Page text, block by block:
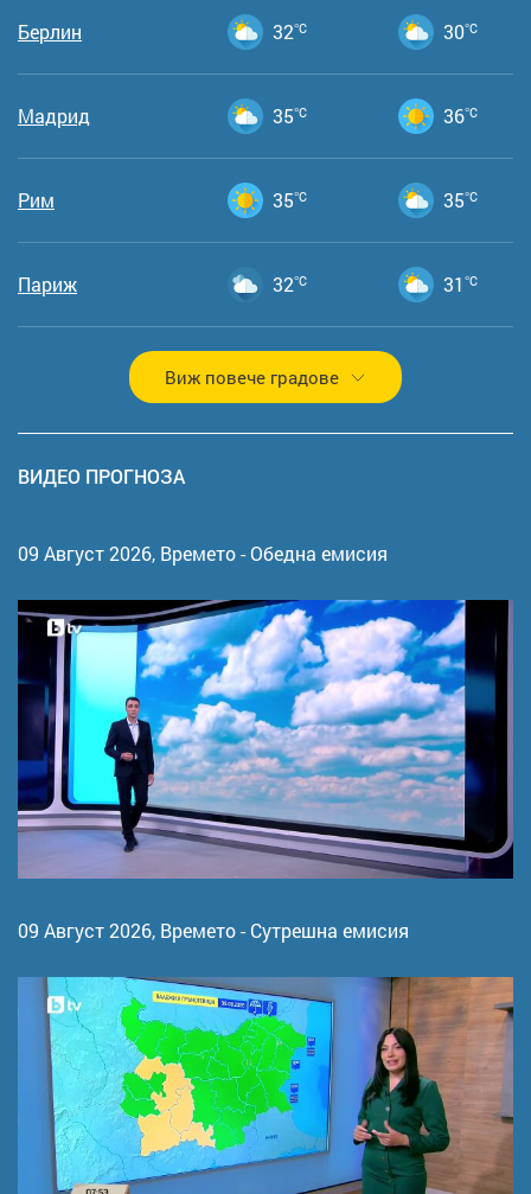
Берлин 32°C 30°C
Мадрид 35°C 36°C
Рим 35°C 35°C
Париж 32°C 31 °C
Виж повече градове
ВИДЕО ПРОГНОЗА
09 Август 2026, Времето - Обедна емисия
09 Август 2026, Времето - Сутрешна емисия